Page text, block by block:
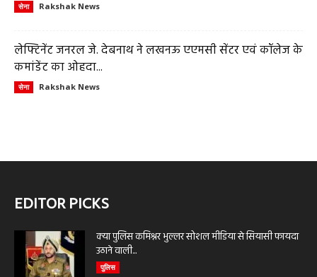
सेना Rakshak News
लेफ्टिनेंट जनरल जे. देबनाथ ने लखनऊ एएमसी सेंटर एवं कॉलेज के
कमांडेंट का ओहदा...
सेना Rakshak News
EDITOR PICKS
क्या पुलिस कमिश्नर भुल्लर सोशल मीडिया से सियासी फायदा
उठाने वाली...
पुलिस